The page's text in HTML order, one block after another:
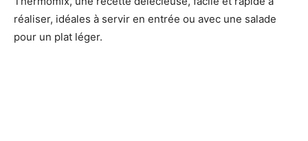
réaliser, idéales à servir en entrée ou avec une salade
pour un plat léger.